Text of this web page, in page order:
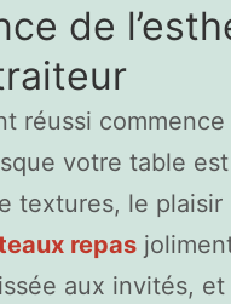
de
réussi
votre table
textures, le
repas
aux invités,